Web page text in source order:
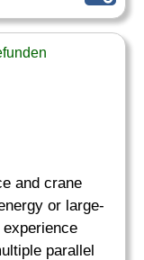
and crane
or large-
parallel